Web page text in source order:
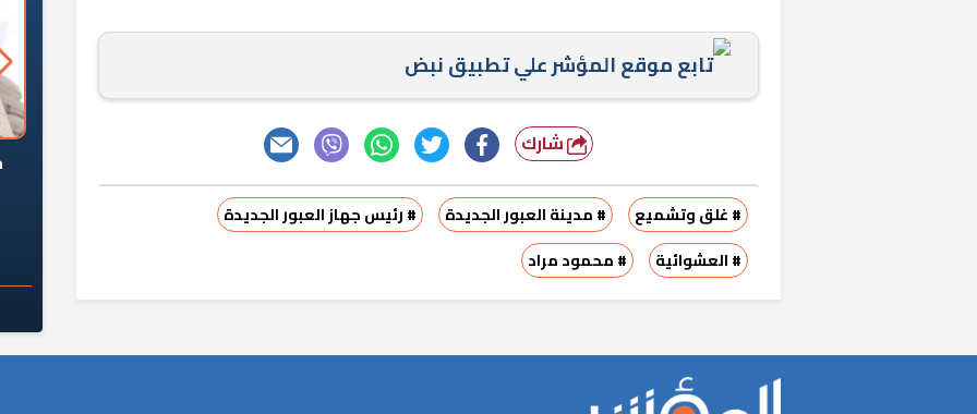
تابع موقع المؤشر علي تطبيق نبض
شارك
# غلق وتشميع # مدينة العبور الجديدة
# رئيس جهاز العبور الجديدة
# العشوائية
# محمود مراد
«المؤشر» يطرح السؤال الصعب: هل
كان اختيار خريج معهد العاشر من
رمضان وزيرًا للإسكان قرارًا صائبًا؟
لماذا تخالف الشركات العقارية
تعليمات الرئيس السيسي؟